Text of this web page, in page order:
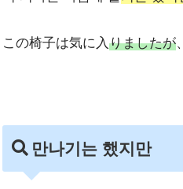
この椅子は気に入りましたが
만나기는 했지만